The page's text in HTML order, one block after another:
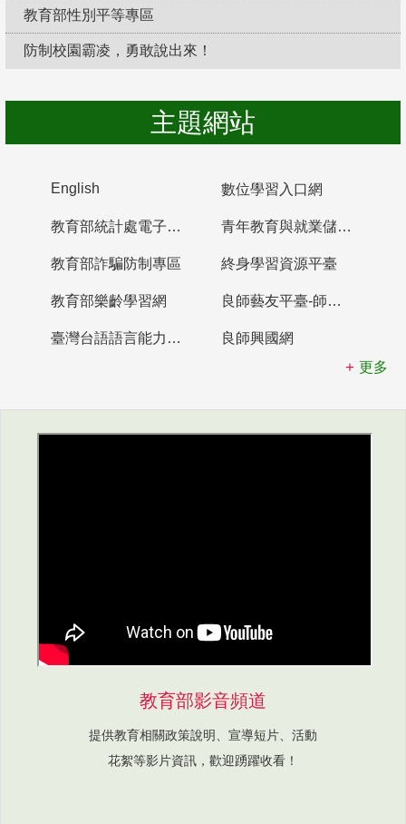
教育部性別平等專區
防制校園霸凌，勇敢說出來！
主題網站
English 數位學習入口網
教育部統計處電子書櫃 青年教育與就業儲蓄帳戶
教育部詐騙防制專區 終身學習資源平臺
教育部樂齡學習網 良師藝友平臺-師資培育整合平臺
臺灣台語語言能力認證網站
良師興國網
更多
教育部影音頻道
提供教育相關政策說明、宣導短片、活動
花絮等影片資訊，歡迎踴躍收看！